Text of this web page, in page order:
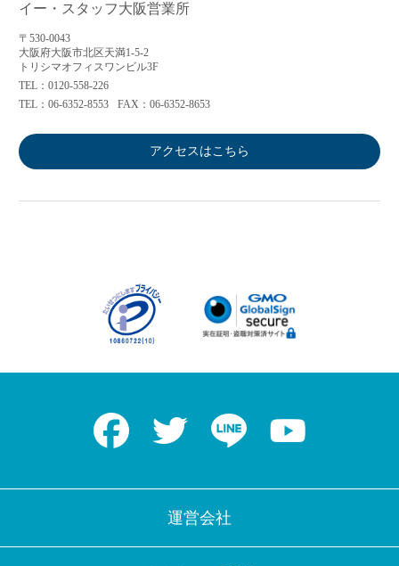
イー・スタッフ大阪営業所
〒530-0043
大阪府大阪市北区天満1-5-2
トリシマオフィスワンビル3F
TEL：0120-558-226
TEL：06-6352-8553
FAX：06-6352-8653
アクセスはこちら
Facebook Twitter LINE
運営会社